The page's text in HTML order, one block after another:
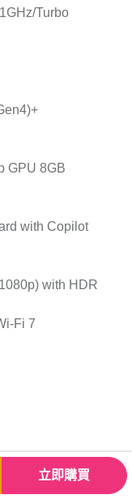
Turbo
GPU 8GB
with Copilot
with HDR
Fi 7
Delivery 3.0)
立即購買